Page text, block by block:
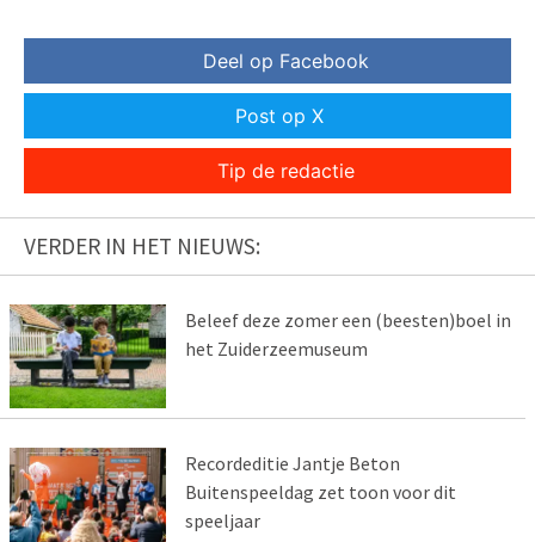
Deel op Facebook
Post op X
Tip de redactie
VERDER IN HET NIEUWS:
Beleef deze zomer een (beesten)boel in
het Zuiderzeemuseum
Recordeditie Jantje Beton
Buitenspeeldag zet toon voor dit
speeljaar